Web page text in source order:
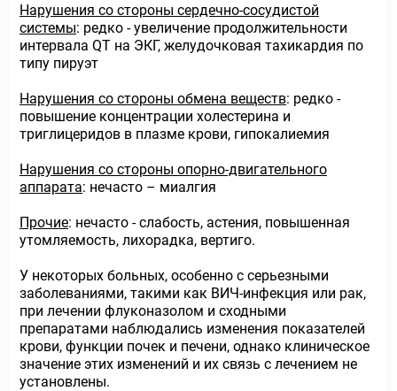
Нарушения со стороны сердечно-сосудистой
системы: редко - увеличение продолжительности
интервала QT на ЭКГ, желудочковая тахикардия по
типу пируэт
Нарушения со стороны обмена веществ: редко -
повышение концентрации холестерина и
триглицеридов в плазме крови, гипокалиемия
Нарушения со стороны опорно-двигательного
аппарата: нечасто – миалгия
Прочие: нечасто - слабость, астения, повышенная
утомляемость, лихорадка, вертиго.
У некоторых больных, особенно с серьезными
заболеваниями, такими как ВИЧ-инфекция или рак,
при лечении флуконазолом и сходными
препаратами наблюдались изменения показателей
крови, функции почек и печени, однако клиническое
значение этих изменений и их связь с лечением не
установлены.